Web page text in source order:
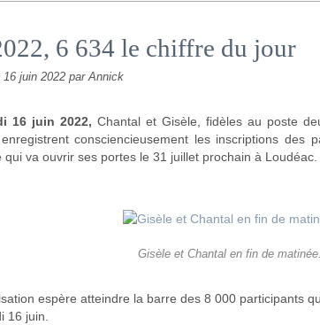
6 634 le chiffre du jour
16 juin 2022 par Annick
16 juin 2022, Chantal et Gisèle, fidèles au poste
consciencieusement les inscriptions des
qui va ouvrir ses portes le 31 juillet prochain à
Gisèle et Chantal en fin de matinée.
espère atteindre la barre des 8 000 participants
16 juin.